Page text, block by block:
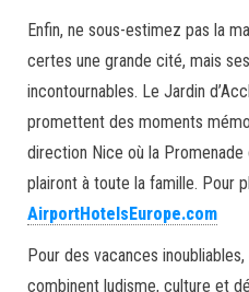
Enfin, ne sous-estimez pas la
certes une grande cité, mais
incontournables. Le Jardin
promettent des moments
direction Nice où la
plairont à toute la famille. Pour
AirportHotelsEurope.com
Pour des vacances
combinent ludisme, culture et